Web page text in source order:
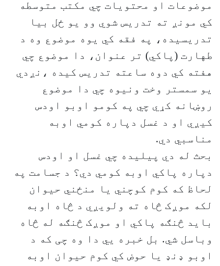
موضوعات او محتویات چي مکتب متوسطه
کي مونږ ته تدریس شوي وو یو ځل بیا
تدریسیده، په فقه کي یوه موضوع وه د
طهارت (پاکي) تر عنوان، دا موضوع چي
هفته کي دوه ساعته تدریس کیده ،نږدي
یو سمستر وخت ونیوه چي دا موضوع
روښانه کړي چي په کومو اوبو اودس
کیږي او د غسل دپاره کومي اوبه
مناسبي دي.
بحث له دي پیلیده چي غسل او اودس
دپاره پاکي اوبه کومي دي؟ د جسامت په
لحاظ که کوم کوچني یا منځني حیوان
لکه موږک څاه ته ولویږي د څاه اوبه
باید څنګه پاکي او موږک څنګه له څاه
وباسل شي. بل خبره يي دا وه چی که د
اوبو ډنډ یا حوض کي کوم حیوان اوبه